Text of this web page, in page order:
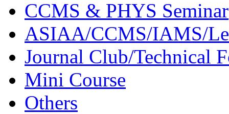
CCMS & PHYS Seminar
ASIAA/CCMS/IAMS/
Journal Club/Technical
Mini Course
Others